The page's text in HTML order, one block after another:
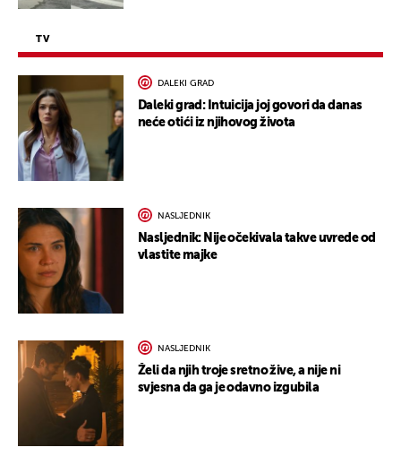
TV
DALEKI GRAD
Daleki grad: Intuicija joj govori da danas
neće otići iz njihovog života
NASLJEDNIK
Nasljednik: Nije očekivala takve uvrede od
vlastite majke
NASLJEDNIK
Želi da njih troje sretno žive, a nije ni
svjesna da ga je odavno izgubila